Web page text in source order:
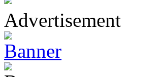
Advertisement